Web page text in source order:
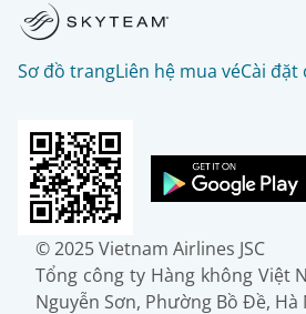
Sơ đồ trangLiên hệ mua véCài đặt
© 2025 Vietnam Airlines JSC
Tổng công ty Hàng không Việt
Nguyễn Sơn, Phường Bồ Đề, Hà